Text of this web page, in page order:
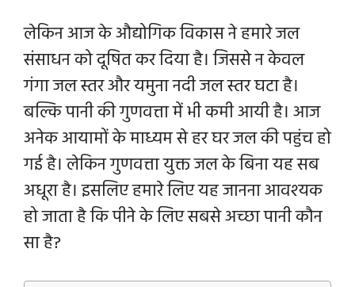
लेकिन आज के औद्योगिक विकास ने हमारे जल
संसाधन को दूषित कर दिया है। जिससे न केवल
गंगा जल स्तर और यमुना नदी जल स्तर घटा है।
बल्कि पानी की गुणवत्ता में भी कमी आयी है। आज
अनेक आयामों के माध्यम सेहर घर जल की पहुंच हो
गई है। लेकिन गुणवत्ता युक्त जल के बिना यह सब
अधूरा है। इसलिए हमारे लिए यह जानना आवश्यक
हो जाता है कि पीने के लिए सबसे अच्छा पानी कौन
सा है?